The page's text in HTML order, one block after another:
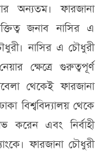
অন্যতম। ফারজানা
জনাব নাসির এ
নাসির এ চৌধুরী
ক্ষেত্রে গুরুত্বপূর্ণ
থেকেই ফারজানা
বিশ্ববিদ্যালয় থেকে
করেন এবং নির্বাহী
ফারজানা চৌধুরী